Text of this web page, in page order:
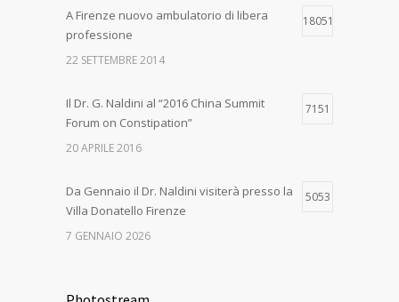
A Firenze nuovo ambulatorio di libera
professione
18051
22 SETTEMBRE 2014
Il Dr. G. Naldini al “2016 China Summit
Forum on Constipation”
7151
20 APRILE 2016
Da Gennaio il Dr. Naldini visiterà presso la
Villa Donatello Firenze
5053
7 GENNAIO 2026
Congress on the Multidisciplinary